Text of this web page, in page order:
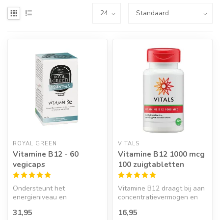
ROYAL GREEN
Vitamine B12 - 60
vegicaps
Ondersteunt het
energieniveau en
31,95
VITALS
Vitamine B12 1000 mcg
100 zuigtabletten
Vitamine B12 draagt bij aan
concentratievermogen en
16,95